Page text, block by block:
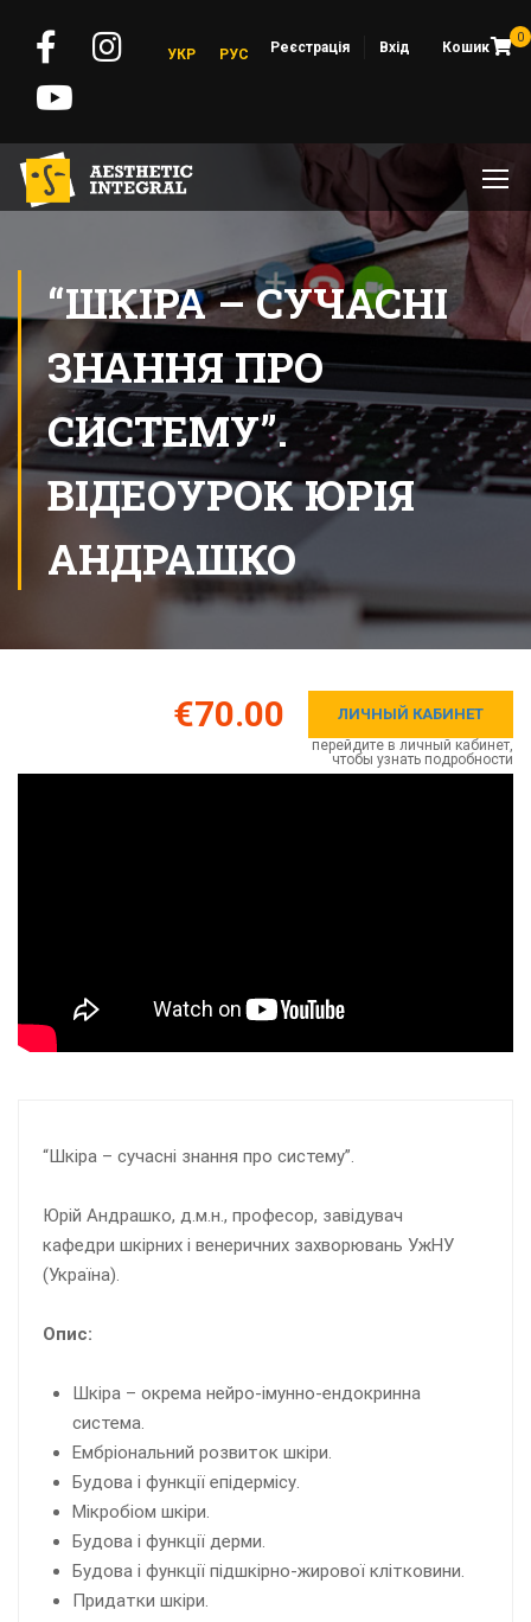
0
Реєстрація Вхід Кошик
УКР РУС
“ШКІРА – СУЧАСНІ
ЗНАННЯ ПРО
СИСТЕМУ”.
ВІДЕОУРОК ЮРІЯ
АНДРАШКО
€70.00 ЛИЧНЫЙ КАБИНЕТ
перейдите в личный кабинет,
чтобы узнать подробности
“Шкіра – сучасні знання про систему”.
Юрій Андрашко, д.м.н., професор, завідувач
кафедри шкірних і венеричних захворювань УжНУ
(Україна).
Опис:
Шкіра – окрема нейро-імунно-ендокринна
система.
Ембріональний розвиток шкіри.
Будова і функції епідермісу.
Мікробіом шкіри.
Будова і функції дерми.
Будова і функції підшкірно-жирової клітковини.
Придатки шкіри.